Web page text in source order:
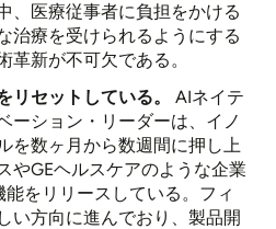
、医療従事者に負担をかける
治療を受けられるようにする
革新が不可欠である。
リセットしている。 AIネイテ
ーション・リーダーは、イノ
を数ヶ月から数週間に押し上
やGEヘルスケアのような企業
をリリースしている。フィ
い方向に進んでおり、製品開